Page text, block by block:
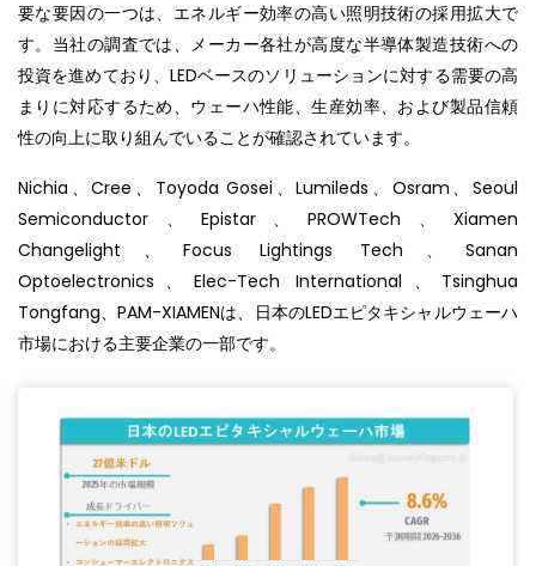
要な要因の一つは、エネルギー効率の高い照明技術の採用拡大で
す。当社の調査では、メーカー各社が高度な半導体製造技術への
投資を進めており、LEDベースのソリューションに対する需要の高
まりに対応するため、ウェーハ性能、生産効率、および製品信頼
性の向上に取り組んでいることが確認されています。
Nichia、Cree、Toyoda Gosei、Lumileds、Osram、Seoul
Semiconductor、Epistar、PROWTech、Xiamen
Changelight、Focus Lightings Tech、Sanan
Optoelectronics、Elec-Tech International、Tsinghua
Tongfang、PAM-XIAMENは、日本のLEDエピタキシャルウェーハ
市場における主要企業の一部です。